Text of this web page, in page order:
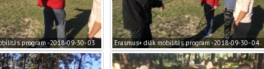
program -2018-09-30- 03 Erasmus+ diák mobilitás program -2018-09-30- 04